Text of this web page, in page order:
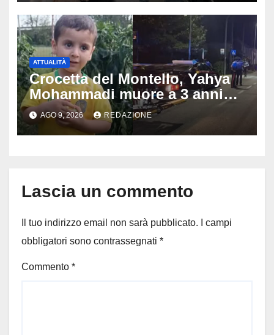
ATTUALITÀ
Crocetta del Montello, Yahya
Mohammadi muore a 3 anni
dopo 72 ore di agonia: era
stato travolto da un’auto
AGO 9, 2026 REDAZIONE
Lascia un commento
Il tuo indirizzo email non sarà pubblicato.
I campi
obbligatori sono contrassegnati *
Commento *